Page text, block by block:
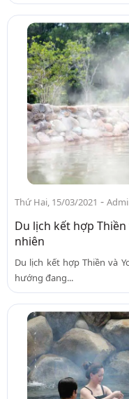
Thứ Hai, 15/03/2021 -
Du lịch kết hợp
nhiên
Du lịch kết hợp Thiền và
hướng đang...